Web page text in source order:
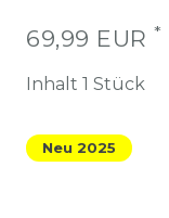
69,99 EUR *
Inhalt 1 Stück
Neu 2025